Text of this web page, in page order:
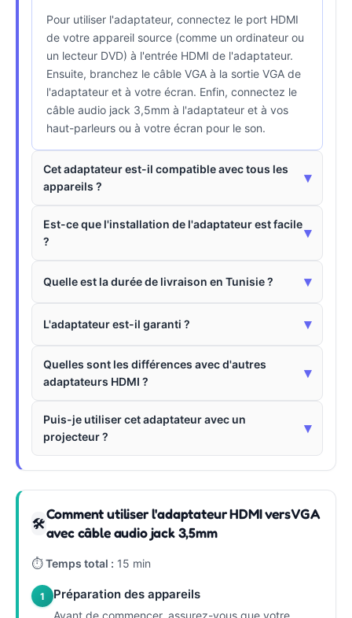
Pour utiliser l'adaptateur, connectez le port HDMI
de votre appareil source (comme un ordinateur ou
un lecteur DVD) à l'entrée HDMI de l'adaptateur.
Ensuite, branchez le câble VGA à la sortie VGA de
l'adaptateur et à votre écran. Enfin, connectez le
câble audio jack 3,5mm à l'adaptateur et à vos
haut-parleurs ou à votre écran pour le son.
Cet adaptateur est-il compatible avec tous les
appareils ?
▾
Est-ce que l'installation de l'adaptateur est facile
?
▾
Quelle est la durée de livraison en Tunisie ? ▾
L'adaptateur est-il garanti ? ▾
Quelles sont les différences avec d'autres
adaptateurs HDMI ?
▾
Puis-je utiliser cet adaptateur avec un
projecteur ?
▾
🛠
Comment utiliser l'adaptateur HDMI vers VGA
avec câble audio jack 3,5mm
⏱Temps total : 15 min
1 Préparation des appareils